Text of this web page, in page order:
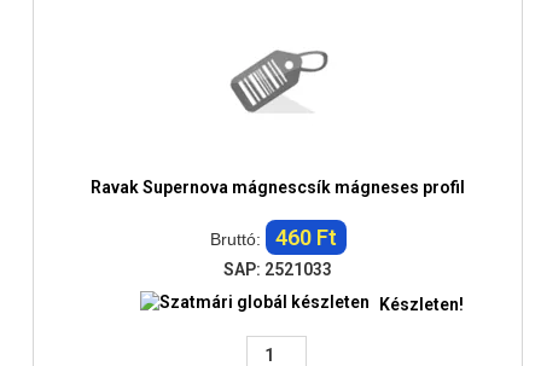
Ravak Supernova mágnescsík mágneses profil
Bruttó: 460 Ft
SAP: 2521033
Készleten!